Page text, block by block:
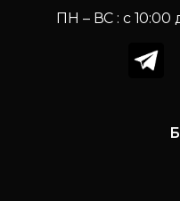
ПН – ВС : c 10:00